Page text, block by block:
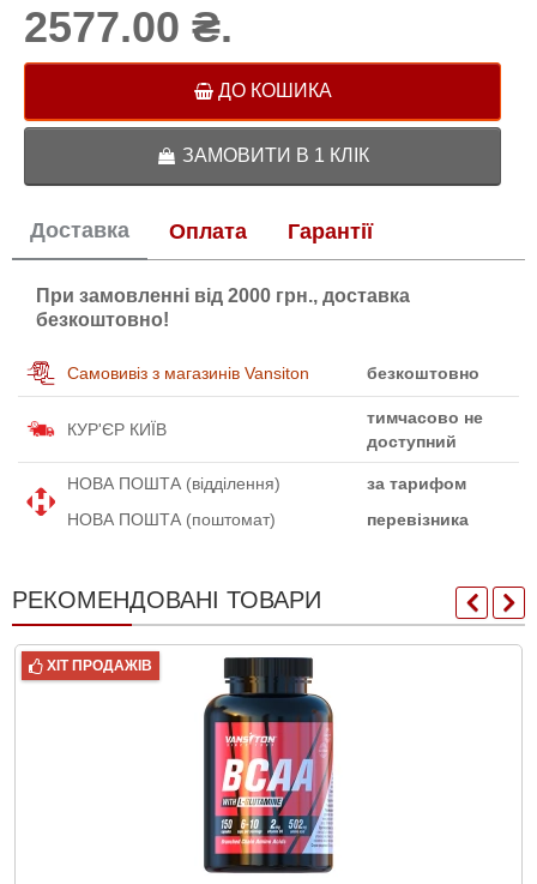
2577.00 ₴.
ДО КОШИКА
ЗАМОВИТИ В 1 КЛІК
Доставка Оплата Гарантії
При замовленні від 2000 грн., доставка
безкоштовно!
Самовивіз з магазинів Vansiton безкоштовно
КУР'ЄР КИЇВ
тимчасово не
доступний
НОВА ПОШТА (відділення)
за тарифом
НОВА ПОШТА (поштомат)
перевізника
РЕКОМЕНДОВАНІ ТОВАРИ
ХІТ ПРОДАЖІВ